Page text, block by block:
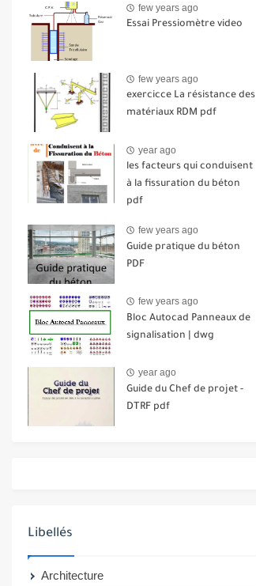
few years ago
Essai Pressiomètre video
few years ago
exercicce La résistance des
matériaux RDM pdf
year ago
les facteurs qui conduisent
à la fissuration du béton
pdf
few years ago
Guide pratique du béton
PDF
few years ago
Bloc Autocad Panneaux de
signalisation | dwg
year ago
Guide du Chef de projet -
DTRF pdf
Libellés
Architecture